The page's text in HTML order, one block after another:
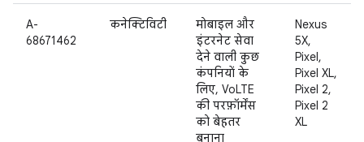
A-
68671462
कनेक्टिविटी
मोबाइल और
इंटरनेट सेवा
देने वाली कुछ
कंपनियों के
लिए, VoLTE
की परफ़ॉर्मेंस
को बेहतर
बनाना
Nexus
5X,
Pixel,
Pixel XL,
Pixel 2,
Pixel 2
XL